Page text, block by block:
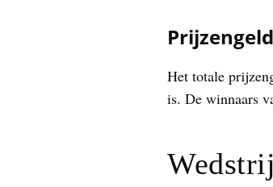
Het totale
is. De winnaars